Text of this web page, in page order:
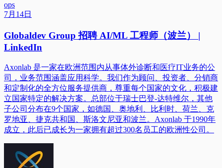
ops
7月14日
Globaldev Group 招聘 AI/ML 工程师（波兰） |
LinkedIn
Axonlab 是一家在欧洲范围内从事体外诊断和医疗IT业务的公
司，业务范围涵盖应用科学。我们作为顾问、投资者、分销商
和定制化的全方位服务提供商，尊重每个国家的文化，积极建
立国家特定的解决方案。总部位于瑞士巴登-达特维尔，其他
子公司分布在9个国家，如德国、奥地利、比利时、荷兰、克
罗地亚、捷克共和国、斯洛文尼亚和波兰。Axonlab 于1990年
成立，此后已成长为一家拥有超过300名员工的欧洲性公司。